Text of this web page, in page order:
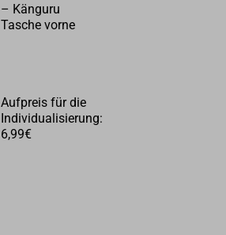
– Känguru
Tasche vorne
Aufpreis für die
Individualisierung:
6,99€